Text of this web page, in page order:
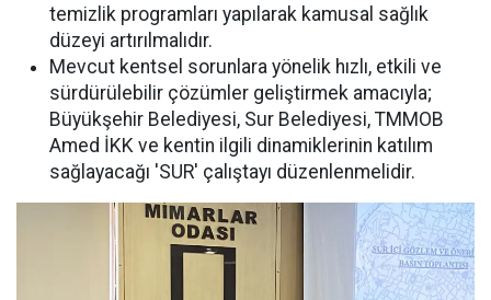
temizlik programları yapılarak kamusal sağlık
düzeyi artırılmalıdır.
Mevcut kentsel sorunlara yönelik hızlı, etkili ve
sürdürülebilir çözümler geliştirmek amacıyla;
Büyükşehir Belediyesi, Sur Belediyesi, TMMOB
Amed İKK ve kentin ilgili dinamiklerinin katılım
sağlayacağı 'SUR' çalıştayı düzenlenmelidir.